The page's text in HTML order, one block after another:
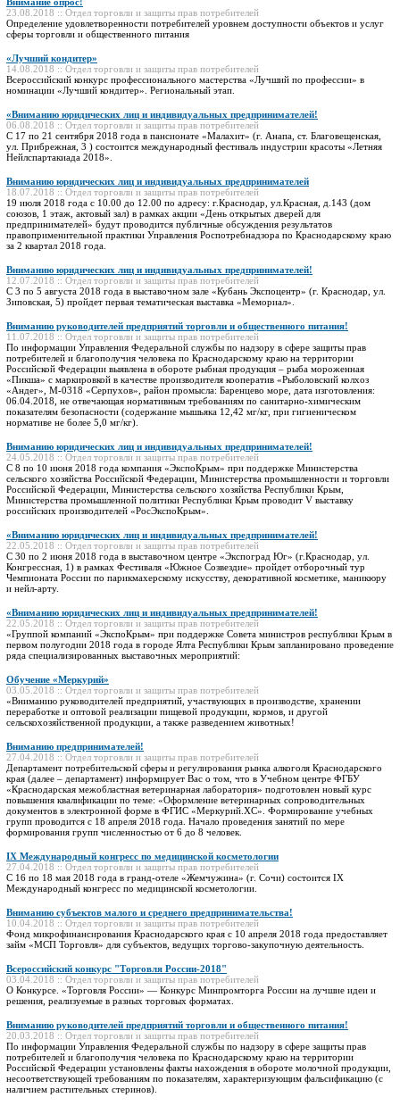
23.08.2018 :: Отдел торговли и защиты прав потребителей
Определение удовлетворенности потребителей уровнем доступности объектов и услуг
сферы торговли и общественного питания
«Лучший кондитер»
14.08.2018 :: Отдел торговли и защиты прав потребителей
Всероссийский конкурс профессионального мастерства «Лучший по профессии» в
номинации «Лучший кондитер». Региональный этап.
«Вниманию юридических лиц и индивидуальных предпринимателей!
06.08.2018 :: Отдел торговли и защиты прав потребителей
С 17 по 21 сентября 2018 года в пансионате «Малахит» (г. Анапа, ст. Благовещенская,
ул. Прибрежная, 3 ) состоится международный фестиваль индустрии красоты «Летняя
Нейлспартакиада 2018».
Вниманию юридических лиц и индивидуальных предпринимателей
18.07.2018 :: Отдел торговли и защиты прав потребителей
19 июля 2018 года с 10.00 до 12.00 по адресу: г.Краснодар, ул.Красная, д.143 (дом
союзов, 1 этаж, актовый зал) в рамках акции «День открытых дверей для
предпринимателей» будут проводится публичные обсуждения результатов
правоприменительной практики Управления Роспотребнадзора по Краснодарскому краю
за 2 квартал 2018 года.
Вниманию юридических лиц и индивидуальных предпринимателей!
12.07.2018 :: Отдел торговли и защиты прав потребителей
С 3 по 5 августа 2018 года в выставочном зале «Кубань Экспоцентр» (г. Краснодар, ул.
Зиповская, 5) пройдет первая тематическая выставка «Мемориал».
Вниманию руководителей предприятий торговли и общественного питания!
11.07.2018 :: Отдел торговли и защиты прав потребителей
По информации Управления Федеральной службы по надзору в сфере защиты прав
потребителей и благополучия человека по Краснодарскому краю на территории
Российской Федерации выявлена в обороте рыбная продукция – рыба мороженная
«Пикша» с маркировкой в качестве производителя кооператив «Рыболовский колхоз
«Андег», М-0318 «Серпухов», район промысла: Баренцево море, дата изготовления:
06.04.2018, не отвечающая нормативным требованиям по санитарно-химическим
показателям безопасности (содержание мышьяка 12,42 мг/кг, при гигиеническом
нормативе не более 5,0 мг/кг).
Вниманию юридических лиц и индивидуальных предпринимателей!
24.05.2018 :: Отдел торговли и защиты прав потребителей
С 8 по 10 июня 2018 года компания «ЭкспоКрым» при поддержке Министерства
сельского хозяйства Российской Федерации, Министерства промышленности и торговли
Российской Федерации, Министерства сельского хозяйства Республики Крым,
Министерства промышленной политики Республики Крым проводит V выставку
российских производителей «РосЭкспоКрым».
«Вниманию юридических лиц и индивидуальных предпринимателей!
22.05.2018 :: Отдел торговли и защиты прав потребителей
С 30 по 2 июня 2018 года в выставочном центре «Экспоград Юг» (г.Краснодар, ул.
Конгрессная, 1) в рамках Фестиваля «Южное Созвездие» пройдет отборочный тур
Чемпионата России по парикмахерскому искусству, декоративной косметике, маникюру
и нейл-арту.
«Вниманию юридических лиц и индивидуальных предпринимателей!
22.05.2018 :: Отдел торговли и защиты прав потребителей
«Группой компаний «ЭкспоКрым» при поддержке Совета министров республики Крым в
первом полугодии 2018 года в городе Ялта Республики Крым запланировано проведение
ряда специализированных выставочных мероприятий:
Обучение «Меркурий»
03.05.2018 :: Отдел торговли и защиты прав потребителей
«Вниманию руководителей предприятий, участвующих в производстве, хранении
переработке и оптовой реализации пищевой продукции, кормов, и другой
сельскохозяйственной продукции, а также разведением животных!
Вниманию предпринимателей!
27.04.2018 :: Отдел торговли и защиты прав потребителей
Департамент потребительской сферы и регулирования рынка алкоголя Краснодарского
края (далее – департамент) информирует Вас о том, что в Учебном центре ФГБУ
«Краснодарская межобластная ветеринарная лаборатория» подготовлен новый курс
повышения квалификации по теме: «Оформление ветеринарных сопроводительных
документов в электронной форме в ФГИС «Меркурий.ХС». Формирование учебных
групп проводится с 18 апреля 2018 года. Начало проведения занятий по мере
формирования групп численностью от 6 до 8 человек.
IХ Международный конгресс по медицинской косметологии
27.04.2018 :: Отдел торговли и защиты прав потребителей
С 16 по 18 мая 2018 года в гранд-отеле «Жемчужина» (г. Сочи) состоится IХ
Международный конгресс по медицинской косметологии.
Вниманию субъектов малого и среднего предпринимательства!
10.04.2018 :: Отдел торговли и защиты прав потребителей
Фонд микрофинансирования Краснодарского края с 10 апреля 2018 года предоставляет
займ «МСП Торговля» для субъектов, ведущих торгово-закупочную деятельность.
Всероссийский конкурс "Торговля России-2018"
03.04.2018 :: Отдел торговли и защиты прав потребителей
О Конкурсе. «Торговля России» — Конкурс Минпромторга России на лучшие идеи и
решения, реализуемые в разных торговых форматах.
Вниманию руководителей предприятий торговли и общественного питания!
20.03.2018 :: Отдел торговли и защиты прав потребителей
По информации Управления Федеральной службы по надзору в сфере защиты прав
потребителей и благополучия человека по Краснодарскому краю на территории
Российской Федерации установлены факты нахождения в обороте молочной продукции,
несоответствующей требованиям по показателям, характеризующим фальсификацию (с
наличием растительных стеринов).